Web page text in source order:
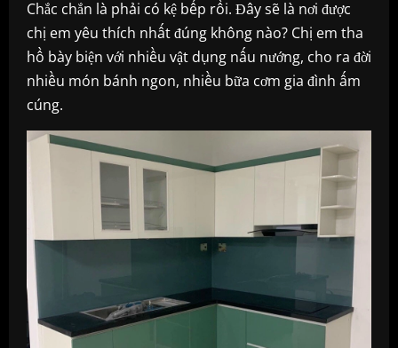
Chắc chắn là phải có kệ bếp rồi. Đây sẽ là nơi được
chị em yêu thích nhất đúng không nào? Chị em tha
hồ bày biện với nhiều vật dụng nấu nướng, cho ra đời
nhiều món bánh ngon, nhiều bữa cơm gia đình ấm
cúng.